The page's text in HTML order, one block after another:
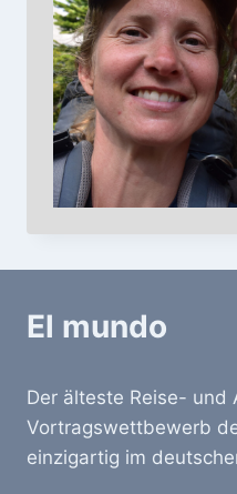
El mundo
Der älteste Reise- und
Vortragswettbewerb
einzigartig im